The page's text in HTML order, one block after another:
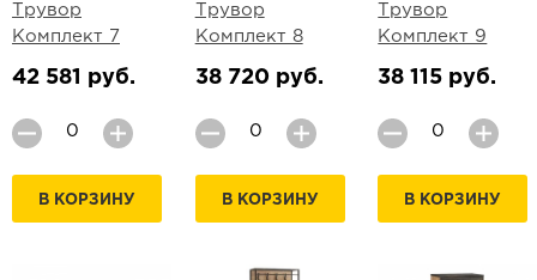
Трувор
Комплект 7
42 581 руб.
В КОРЗИНУ
Трувор
Комплект 8
38 720 руб.
В КОРЗИНУ
Трувор
Комплект 9
38 115 руб.
В КОРЗИНУ